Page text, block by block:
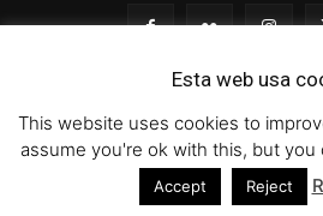
© 2011-2023 The World Thru My Eyes -
thewotme@TV Sobre
Esta web usa
This website uses cookies to
assume you're ok with this, but
Accept Reject